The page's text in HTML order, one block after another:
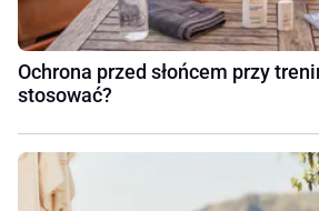
Ochrona przed słońcem przy
stosować?